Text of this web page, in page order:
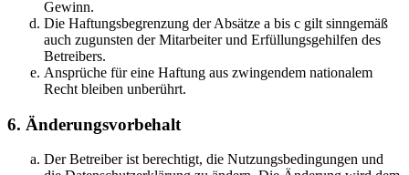
Gewinn.
Die Haftungsbegrenzung der Absätze a bis c gilt sinngemäß
auch zugunsten der Mitarbeiter und Erfüllungsgehilfen des
Betreibers.
Ansprüche für eine Haftung aus zwingendem nationalem
Recht bleiben unberührt.
6. Änderungsvorbehalt
Der Betreiber ist berechtigt, die Nutzungsbedingungen und